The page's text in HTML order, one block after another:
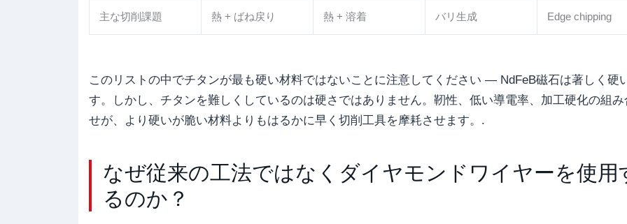
主な切削課題 熱 + ばね戻り 熱 + 溶着 バリ生成 Edge chipping
このリストの中でチタンが最も硬い材料ではないことに注意してください — NdFeB磁石は著しく硬
す。しかし、チタンを難しくしているのは硬さではありません。靭性、低い導電率、加工硬化の組み
せが、より硬いが脆い材料よりもはるかに早く切削工具を摩耗させます。.
なぜ従来の工法ではなくダイヤモンドワイヤーを使用
るのか？